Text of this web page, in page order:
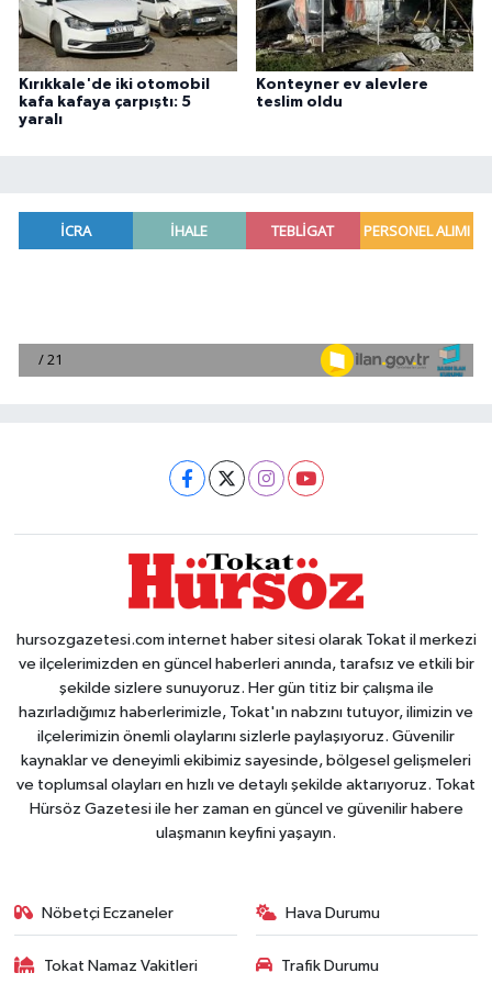
Kırıkkale'de iki otomobil
kafa kafaya çarpıştı: 5
yaralı
Konteyner ev alevlere
teslim oldu
hursozgazetesi.com internet haber sitesi olarak Tokat il merkezi
ve ilçelerimizden en güncel haberleri anında, tarafsız ve etkili bir
şekilde sizlere sunuyoruz. Her gün titiz bir çalışma ile
hazırladığımız haberlerimizle, Tokat'ın nabzını tutuyor, ilimizin ve
ilçelerimizin önemli olaylarını sizlerle paylaşıyoruz. Güvenilir
kaynaklar ve deneyimli ekibimiz sayesinde, bölgesel gelişmeleri
ve toplumsal olayları en hızlı ve detaylı şekilde aktarıyoruz. Tokat
Hürsöz Gazetesi ile her zaman en güncel ve güvenilir habere
ulaşmanın keyfini yaşayın.
Nöbetçi Eczaneler Hava Durumu
Tokat Namaz Vakitleri Trafik Durumu